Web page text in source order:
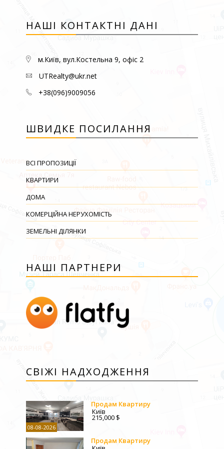
НАШІ КОНТАКТНІ ДАНІ
м.Київ, вул.Костельна 9, офіс 2
UTRealty@ukr.net
+38(096)9009056
ШВИДКЕ ПОСИЛАННЯ
ВСІ ПРОПОЗИЦІЇ
КВАРТИРИ
ДОМА
КОМЕРЦІЙНА НЕРУХОМІСТЬ
ЗЕМЕЛЬНІ ДІЛЯНКИ
НАШІ ПАРТНЕРИ
СВІЖІ НАДХОДЖЕННЯ
08-08-2026
Продам Квартиру
Київ
215,000 $
Продам Квартиру